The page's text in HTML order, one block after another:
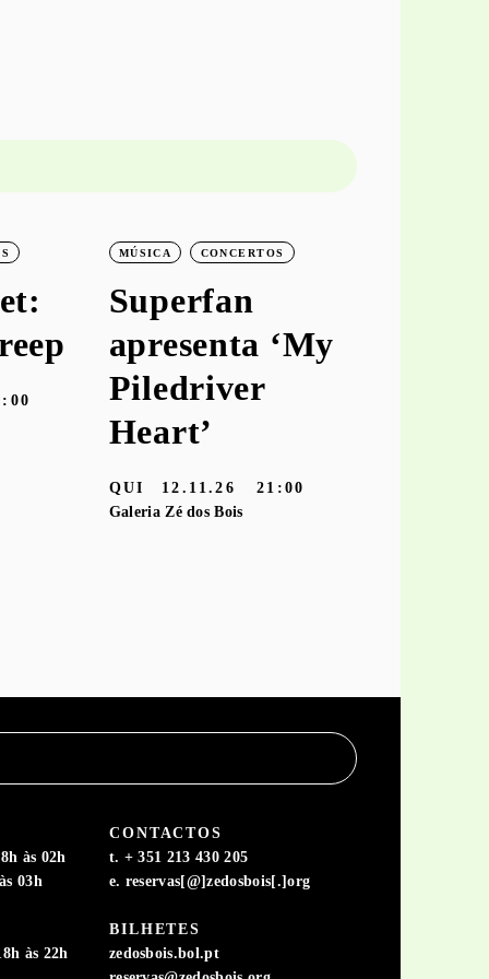
MÚSICA CONCERTOS
Superfan
apresenta ‘My
Piledriver
Heart’
QUI 12.11.26
21:00
Galeria Zé dos Bois
às 02h
03h
às 22h
CONTACTOS
t. + 351 213 430 205
e. reservas[@]zedosbois[.]org
BILHETES
zedosbois.bol.pt